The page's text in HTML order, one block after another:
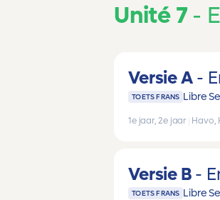
Unité 7
Versie A
TOETS FRANS Libre
1e jaar, 2e jaar Havo,
Versie B
TOETS FRANS Libre